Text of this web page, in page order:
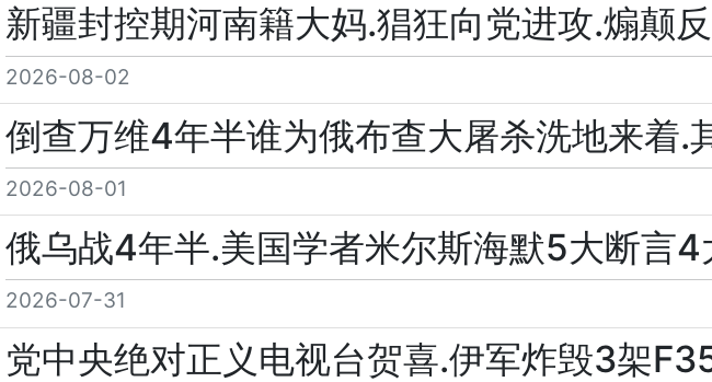
新疆封控期河南籍大妈.猖狂向党进攻.煽颠
2026-08-02
倒查万维4年半谁为俄布查大屠杀洗地来着.
2026-08-01
俄乌战4年半.美国学者米尔斯海默5大断言
2026-07-31
党中央绝对正义电视台贺喜.伊军炸毁3架